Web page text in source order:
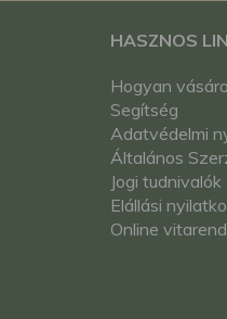
HASZNOS
Hogyan
Segítség
Adatvédelmi
Általános
Jogi tudnivalók
Elállási
Online